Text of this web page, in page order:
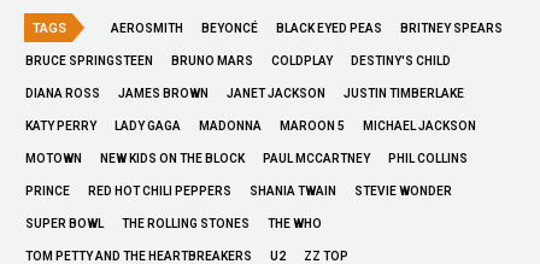
TAGS AEROSMITH BEYONCÉ BLACK EYED PEAS BRITNEY SPEARS
BRUCE SPRINGSTEEN BRUNO MARS COLDPLAY DESTINY'S CHILD
DIANA ROSS JAMES BROWN JANET JACKSON JUSTIN TIMBERLAKE
KATY PERRY LADY GAGA MADONNA MAROON 5 MICHAEL JACKSON
MOTOWN NEW KIDS ON THE BLOCK PAUL MCCARTNEY PHIL COLLINS
PRINCE RED HOT CHILI PEPPERS SHANIA TWAIN STEVIE WONDER
SUPER BOWL THE ROLLING STONES THE WHO
TOM PETTY AND THE HEARTBREAKERS U2 ZZ TOP